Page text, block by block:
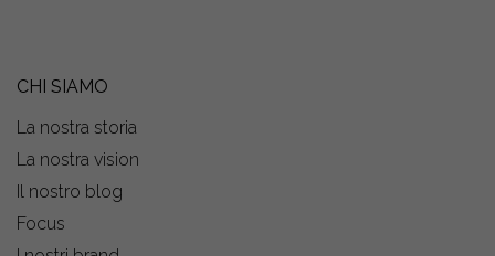
CHI SIAMO
La nostra storia
La nostra vision
Il nostro blog
Focus